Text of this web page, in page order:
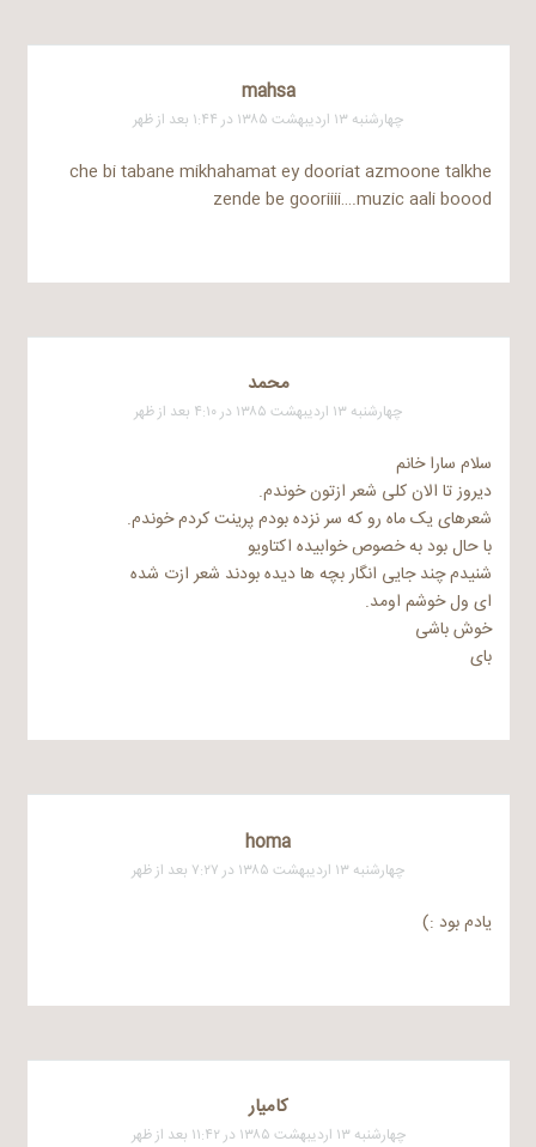
mahsa
چهارشنبه ۱۳ اردیبهشت ۱۳۸۵ در ۱:۴۴ بعد از ظهر
che bi tabane mikhahamat ey dooriat azmoone talkhe
zende be gooriiii….muzic aali boood
محمد
چهارشنبه ۱۳ اردیبهشت ۱۳۸۵ در ۴:۱۰ بعد از ظهر
سلام سارا خانم
دیروز تا الان کلی شعر ازتون خوندم.
شعرهای یک ماه رو که سر نزده بودم پرینت کردم خوندم.
با حال بود به خصوص خوابیده اکتاویو
شنیدم چند جایی انگار بچه ها دیده بودند شعر ازت شده
ای ول خوشم اومد.
خوش باشی
بای
homa
چهارشنبه ۱۳ اردیبهشت ۱۳۸۵ در ۷:۲۷ بعد از ظهر
یادم بود :)
کامیار
چهارشنبه ۱۳ اردیبهشت ۱۳۸۵ در ۱۱:۴۲ بعد از ظهر